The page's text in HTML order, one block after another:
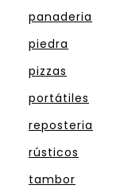
panaderia
piedra
pizzas
portátiles
reposteria
rústicos
tambor